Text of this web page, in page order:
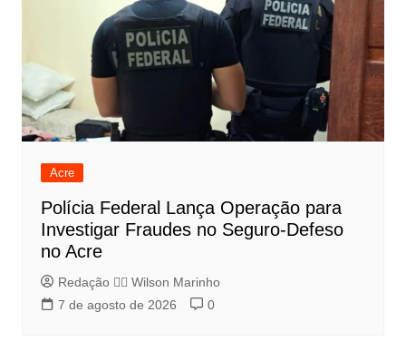
Acre
Polícia Federal Lança Operação para
Investigar Fraudes no Seguro-Defeso
no Acre
Redação 👨‍⚖️​ Wilson Marinho
7 de agosto de 2026
0